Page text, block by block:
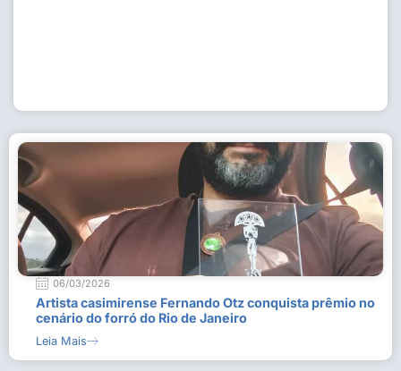
06/03/2026
Artista casimirense Fernando Otz conquista prêmio no
cenário do forró do Rio de Janeiro
Leia Mais